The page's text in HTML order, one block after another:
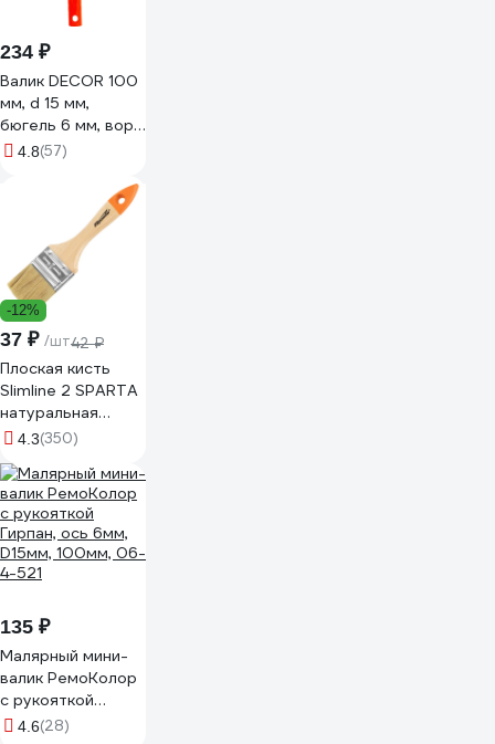
234 ₽
Валик DECOR 100
мм, d 15 мм,
бюгель 6 мм, ворс
5 мм, велюр, ручка
4.8(57)
-12%
37 ₽ /шт42 ₽
Плоская кисть
Slimline 2 SPARTA
натуральная
щетина,
824305
4.3(350)
135 ₽
Малярный мини-
валик РемоКолор
с рукояткой
Гирпан, ось 6мм,
4.6(28)